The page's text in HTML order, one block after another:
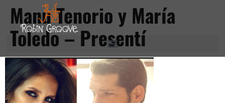
Manu Tenorio y María
Toledo – Presentí